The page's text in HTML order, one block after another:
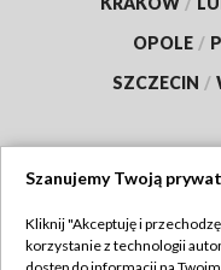
OPOLE /
SZCZECIN /
Szanujemy Twoją
Kliknij "Akceptuję i
korzystanie z technologii